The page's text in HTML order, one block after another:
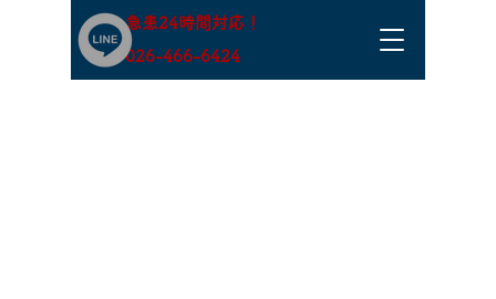
急患24時間対応！
​026-466-6424